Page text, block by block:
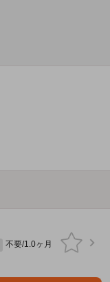
不要/1.0ヶ月